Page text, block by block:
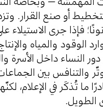
أو صنع القرار.
فإذا جرى الاستيلاء
والمياه
النساء داخل الأسرة
والتنافس بين
ما تُذكَر في الإعلام،
الطويل.